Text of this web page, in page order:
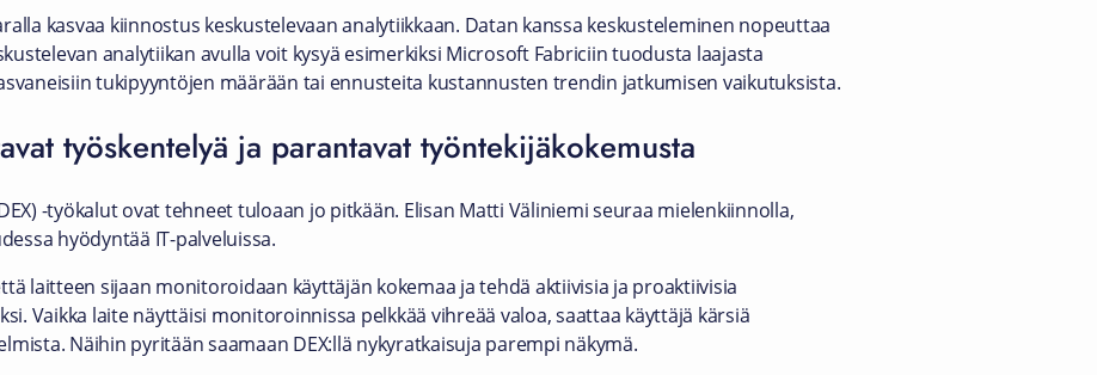
kasvaa kiinnostus keskustelevaan analytiikkaan. Datan kanssa keskusteleminen nopeuttaa
analytiikan avulla voit kysyä esimerkiksi Microsoft Fabriciin tuodusta laajasta
tukipyyntöjen määrään tai ennusteita kustannusten trendin jatkumisen vaikutuksista.
työskentelyä ja parantavat työntekijäkokemusta
-työkalut ovat tehneet tuloaan jo pitkään. Elisan Matti Väliniemi seuraa mielenkiinnolla,
hyödyntää IT-palveluissa.
laitteen sijaan monitoroidaan käyttäjän kokemaa ja tehdä aktiivisia ja proaktiivisia
Vaikka laite näyttäisi monitoroinnissa pelkkää vihreää valoa, saattaa käyttäjä kärsiä
Näihin pyritään saamaan DEX:llä nykyratkaisuja parempi näkymä.